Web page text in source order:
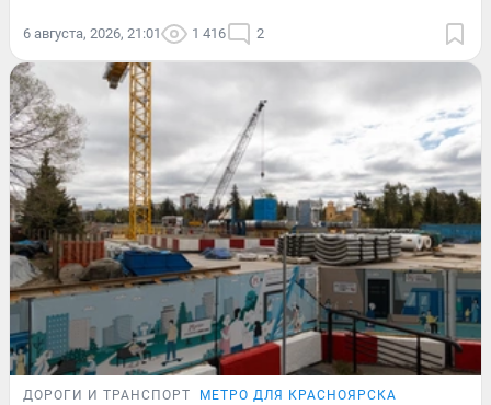
6 августа, 2026, 21:01 1 416 2
ДОРОГИ И ТРАНСПОРТ МЕТРО ДЛЯ КРАСНОЯРСКА